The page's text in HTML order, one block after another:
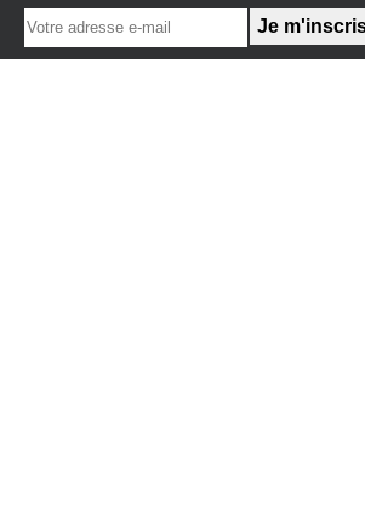
FOURGON
BENIMAR
FOURGON